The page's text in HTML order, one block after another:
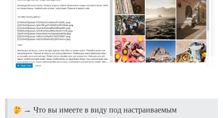
→ Что вы имеете в виду под настраиваемым